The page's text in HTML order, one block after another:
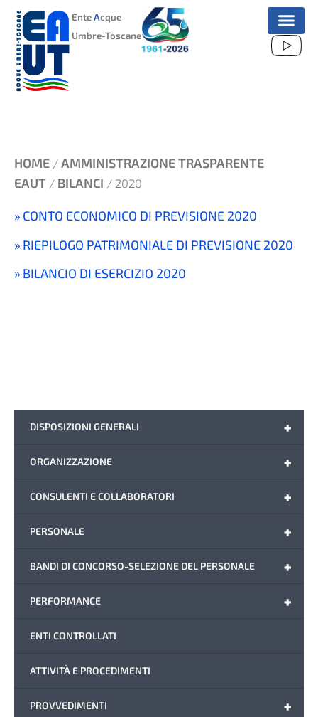
VAI
CONTENUTO
EnteAcque
Umbre-Toscane
+
DISPOSIZIONI GENERALI
+
ORGANIZZAZIONE
+
CONSULENTI E COLLABORATORI
+
PERSONALE
+
BANDI DI CONCORSO-SELEZIONE DEL PERSONALE
+
PERFORMANCE
ENTI CONTROLLATI
ATTIVITÀ E PROCEDIMENTI
+
PROVVEDIMENTI
HOME / AMMINISTRAZIONE TRASPARENTE
EAUT / BILANCI / 2020
CONTO ECONOMICO DI PREVISIONE 2020
RIEPILOGO PATRIMONIALE DI PREVISIONE 2020
BILANCIO DI ESERCIZIO 2020